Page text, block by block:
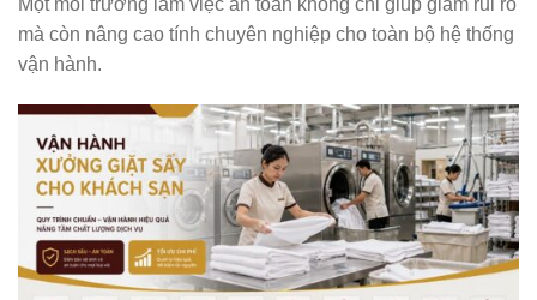
mà còn nâng cao tính chuyên nghiệp cho toàn bộ hệ thống
vận hành.